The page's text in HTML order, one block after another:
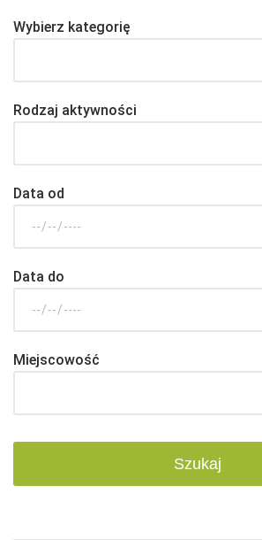
Wybierz kategorię
Rodzaj aktywności
Data od
Data do
Miejscowość